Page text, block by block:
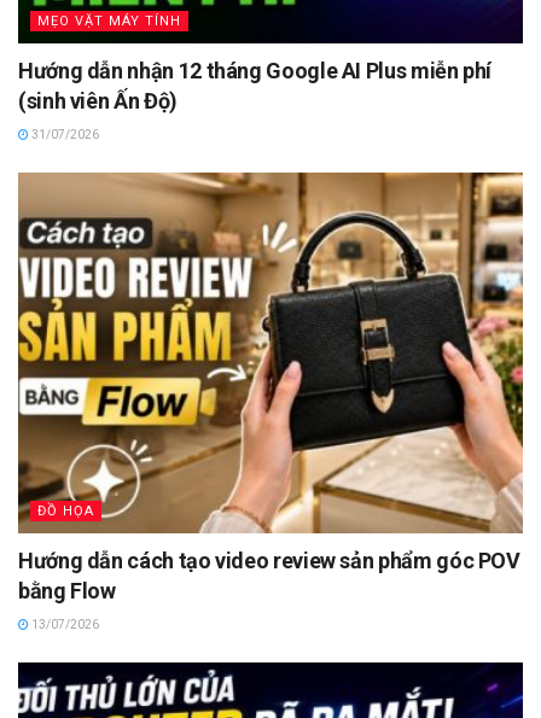
MẸO VẶT MÁY TÍNH
Hướng dẫn nhận 12 tháng Google AI Plus miễn phí
(sinh viên Ấn Độ)
31/07/2026
ĐỒ HỌA
Hướng dẫn cách tạo video review sản phẩm góc POV
bằng Flow
13/07/2026